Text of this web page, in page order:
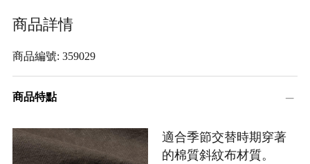
商品詳情
商品編號: 359029
商品特點
適合季節交替時期穿著
的棉質斜紋布材質。